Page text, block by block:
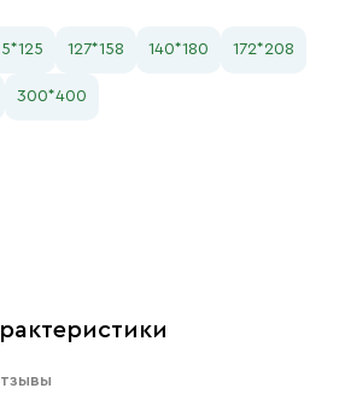
127*158 140*180 172*208
300*400